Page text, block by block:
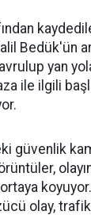
Bedük'ün
yan
ile ilgili
güvenlik
olay,